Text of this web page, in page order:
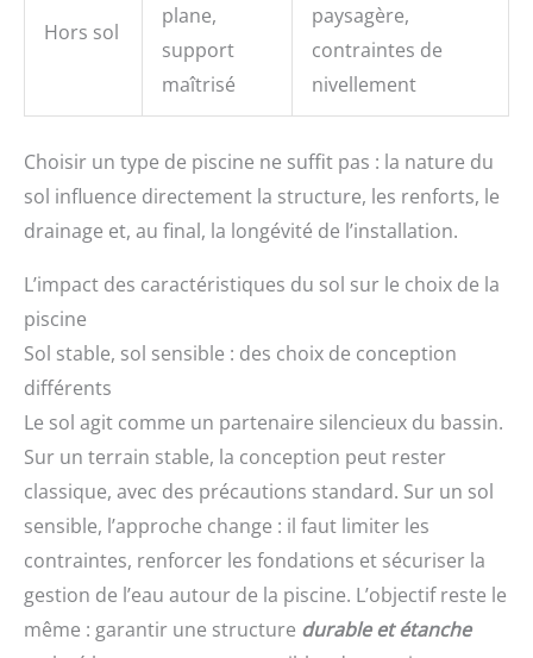
Hors sol
plane,
support
maîtrisé
paysagère,
contraintes de
nivellement
Choisir un type de piscine ne suffit pas : la nature du
sol influence directement la structure, les renforts, le
drainage et, au final, la longévité de l’installation.
L’impact des caractéristiques du sol sur le choix de la
piscine
Sol stable, sol sensible : des choix de conception
différents
Le sol agit comme un partenaire silencieux du bassin.
Sur un terrain stable, la conception peut rester
classique, avec des précautions standard. Sur un sol
sensible, l’approche change : il faut limiter les
contraintes, renforcer les fondations et sécuriser la
gestion de l’eau autour de la piscine. L’objectif reste le
même : garantir une structure durable et étanche